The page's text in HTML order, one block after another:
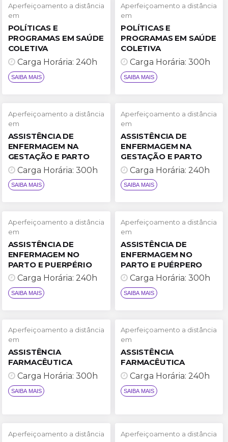
SAIBA MAIS SAIBA MAIS
Aperfeiçoamento a distância
em
POLÍTICAS E
PROGRAMAS EM SAÚDE
COLETIVA
Carga Horária: 240h
Aperfeiçoamento a distância
em
POLÍTICAS E
PROGRAMAS EM SAÚDE
COLETIVA
Carga Horária: 300h
Aperfeiçoamento a distância
em
ASSISTÊNCIA DE
ENFERMAGEM NA
GESTAÇÃO E PARTO
Carga Horária: 300h
Aperfeiçoamento a distância
em
ASSISTÊNCIA DE
ENFERMAGEM NA
GESTAÇÃO E PARTO
Carga Horária: 240h
Aperfeiçoamento a distância
em
ASSISTÊNCIA DE
ENFERMAGEM NO
PARTO E PUERPÉRIO
Carga Horária: 240h
Aperfeiçoamento a distância
em
ASSISTÊNCIA DE
ENFERMAGEM NO
PARTO E PUÉRPERO
Carga Horária: 300h
Aperfeiçoamento a distância
em
ASSISTÊNCIA
FARMACÊUTICA
Carga Horária: 300h
Aperfeiçoamento a distância
em
ASSISTÊNCIA
FARMACÊUTICA
Carga Horária: 240h
Aperfeiçoamento a distância
Aperfeiçoamento a distância